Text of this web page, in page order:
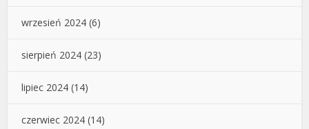
wrzesień 2024 (6)
sierpień 2024 (23)
lipiec 2024 (14)
czerwiec 2024 (14)